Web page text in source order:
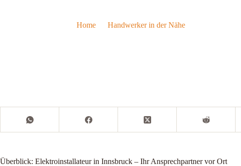
Home Handwerker in der Nähe
Überblick: Elektroinstallateur in Innsbruck – Ihr Ansprechpartner vor Ort